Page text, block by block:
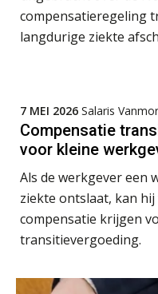
compensatieregeling
langdurige ziekte
7 MEI 2026 Salaris
Compensatie
voor kleine
Als de werkgever een
ziekte ontslaat, kan
compensatie krijgen
transitievergoeding.
01
SEP
SEP
08
SEP
08